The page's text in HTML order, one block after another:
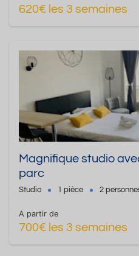
620€ les 3 semaines
Magnifique studio
parc
Studio 1 pièce 2
A partir de
700€ les 3 semaines